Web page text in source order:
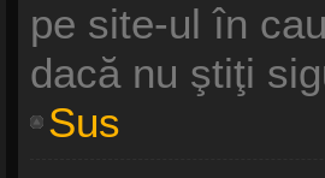
pe site-ul în
dacă nu ştiţi
Sus